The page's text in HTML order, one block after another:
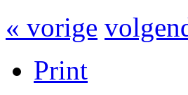
« vorige
Print